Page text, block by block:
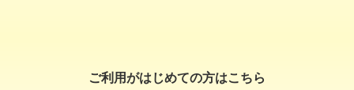
ご利用がはじめての方はこちら